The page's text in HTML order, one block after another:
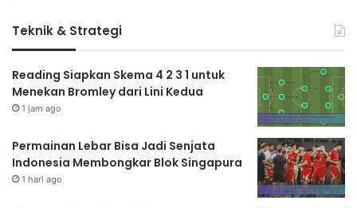
Teknik & Strategi
Reading Siapkan Skema 4 2 3 1 untuk
Menekan Bromley dari Lini Kedua
1 jam ago
Permainan Lebar Bisa Jadi Senjata
Indonesia Membongkar Blok Singapura
1 hari ago